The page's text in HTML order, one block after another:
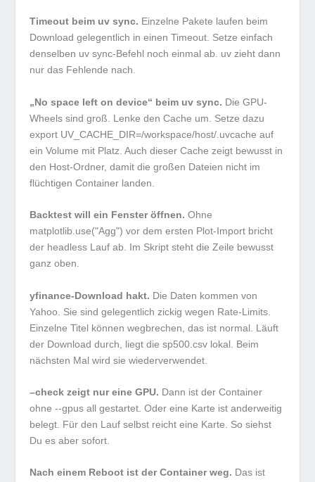
Timeout beim uv sync. Einzelne Pakete laufen beim
Download gelegentlich in einen Timeout. Setze einfach
denselben uv sync-Befehl noch einmal ab. uv zieht dann
nur das Fehlende nach.
„No space left on device“ beim uv sync. Die GPU-
Wheels sind groß. Lenke den Cache um. Setze dazu
export UV_CACHE_DIR=/workspace/host/.uvcache auf
ein Volume mit Platz. Auch dieser Cache zeigt bewusst in
den Host-Ordner, damit die großen Dateien nicht im
flüchtigen Container landen.
Backtest will ein Fenster öffnen. Ohne
matplotlib.use("Agg") vor dem ersten Plot-Import bricht
der headless Lauf ab. Im Skript steht die Zeile bewusst
ganz oben.
yfinance-Download hakt. Die Daten kommen von
Yahoo. Sie sind gelegentlich zickig wegen Rate-Limits.
Einzelne Titel können wegbrechen, das ist normal. Läuft
der Download durch, liegt diesp500.csv lokal. Beim
nächsten Mal wird sie wiederverwendet.
–check zeigt nur eine GPU. Dann ist der Container
ohne--gpus all gestartet. Oder eine Karte ist anderweitig
belegt. Für den Lauf selbst reicht eine Karte. So siehst
Du es aber sofort.
Nach einem Reboot ist der Container weg. Das ist